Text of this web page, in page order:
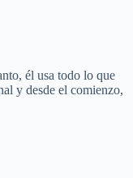
él usa todo lo que
y desde el comienzo,